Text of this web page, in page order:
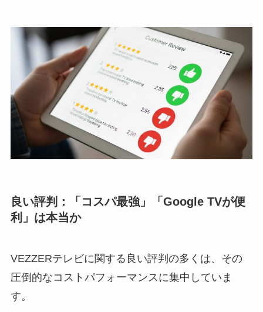
良い評判：「コスパ最強」「Google TVが便
利」は本当か
VEZZERテレビに関する良い評判の多くは、その
圧倒的なコストパフォーマンスに集中していま
す。